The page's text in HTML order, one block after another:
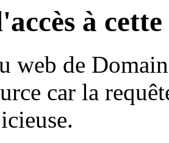
à
web de
car la